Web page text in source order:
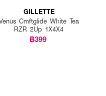
GILLETTE
Cmftglide White Tea
RZR 2Up 1X4X4
฿399